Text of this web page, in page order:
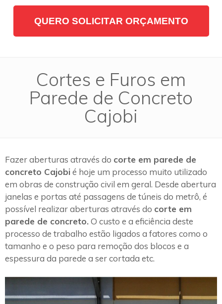
QUERO SOLICITAR ORÇAMENTO
Cortes e Furos em
Parede de Concreto
Cajobi
Fazer aberturas através do corte em parede de
concreto Cajobi é hoje um processo muito utilizado
em obras de construção civil em geral. Desde abertura
janelas e portas até passagens de túneis do metrô, é
possível realizar aberturas através do corte em
parede de concreto. O custo e a eficiência deste
processo de trabalho estão ligados a fatores como o
tamanho e o peso para remoção dos blocos e a
espessura da parede a ser cortada etc.